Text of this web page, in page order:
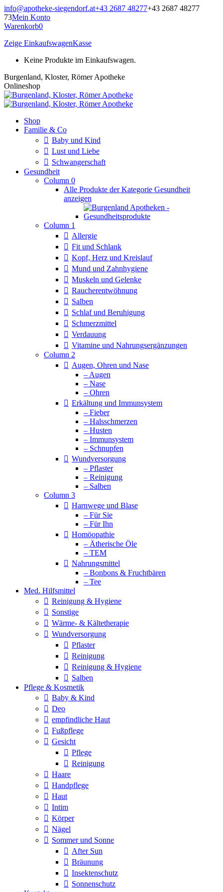
Zum
Inhalt
springen
info@apotheke-siegendorf.at+43 2687 48277+43 2687 48277
73Mein Konto
Warenkorb0
Zeige EinkaufswagenKasse
Keine Produkte im Einkaufswagen.
Burgenland, Kloster, Römer Apotheke
Onlineshop
Shop
Familie & Co
Baby und Kind
Lust und Liebe
Schwangerschaft
Gesundheit
Column 0
Alle Produkte der Kategorie Gesundheit
anzeigen
Column 1
Allergie
Fit und Schlank
Kopf, Herz und Kreislauf
Mund und Zahnhygiene
Muskeln und Gelenke
Raucherentwöhnung
Salben
Schlaf und Beruhigung
Schmerzmittel
Verdauung
Vitamine und Nahrungsergänzungen
Column 2
Augen, Ohren und Nase
– Augen
– Nase
– Ohren
Erkältung und Immunsystem
– Fieber
– Halsschmerzen
– Husten
– Immunsystem
– Schnupfen
Wundversorgung
– Pflaster
– Reinigung
– Salben
Column 3
Harnwege und Blase
– Für Sie
– Für Ihn
Homöopathie
– Ätherische Öle
– TEM
Nahrungsmittel
– Bonbons & Fruchtbären
– Tee
Med. Hilfsmittel
Reinigung & Hygiene
Sonstige
Wärme- & Kältetherapie
Wundversorgung
Pflaster
Reinigung
Reinigung & Hygiene
Salben
Pflege & Kosmetik
Baby & Kind
Deo
empfindliche Haut
Fußpflege
Gesicht
Pflege
Reinigung
Haare
Handpflege
Haut
Intim
Körper
Nägel
Sommer und Sonne
After Sun
Bräunung
Insektenschutz
Sonnenschutz